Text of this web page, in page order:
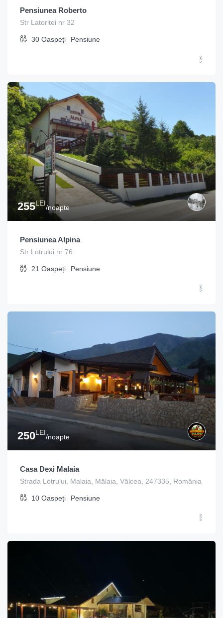
Pensiunea Roberto
Str Latoritei nr 32
30 Oaspeți Pensiune
255LEI
/noapte
Pensiunea Alpina
Str Lotrului nr 76
21 Oaspeți Pensiune
250LEI
/noapte
Casa Dexi Malaia
Strada Lotrului, Malaia, Mălaia, Vâlcea, 247335, România
10 Oaspeți Pensiune